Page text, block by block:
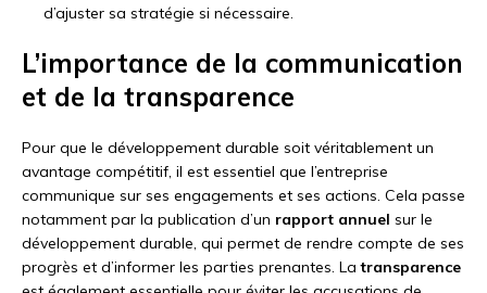
d’ajuster sa stratégie si nécessaire.
L’importance de la communication
et de la transparence
Pour que le développement durable soit véritablement un
avantage compétitif, il est essentiel que l’entreprise
communique sur ses engagements et ses actions. Cela passe
notamment par la publication d’un rapport annuel sur le
développement durable, qui permet de rendre compte de ses
progrès et d’informer les parties prenantes. Latransparence